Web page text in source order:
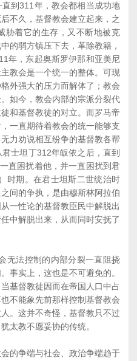
到311年，教会都相当成功地
不久，基督教会建立起来，之
胁着它的生存，又不断地被克
的弱方镇压下去，革除教籍，
年，东起奥斯罗伊那和亚美尼
教会是一个统一的整体。可现
外强大的压力而解体了；教会
如今，教会内部的宗派分裂代
和基督教徒的对立。而罗马帝
一直期待着教会的统一能够支
力劝说相互纷争的基督教各帮
士坦丁312年皈依之后，直到
直困扰着他，并一直困扰到君
时期。在君士坦斯二世统治时
间的争执，是由穆斯林阿拉伯
一性论的基督教臣民中解脱出
中解脱出来，从而同时安抚了
法控制的内部分裂一直阻挠
事实上，这也是不可避免的。
基督教徒因而在帝国人口中占
不能象先前那样控制基督教会
。这并不奇怪，基督教只不过
太教不愿妥协的传统。
争端与社会、政治争端趋于